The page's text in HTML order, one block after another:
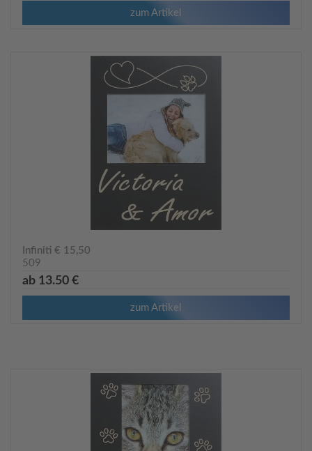
zum Artikel
Infiniti € 15,50
509
ab 13.50 €
zum Artikel